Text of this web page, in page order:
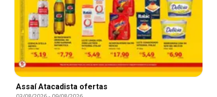
Assaí Atacadista ofertas